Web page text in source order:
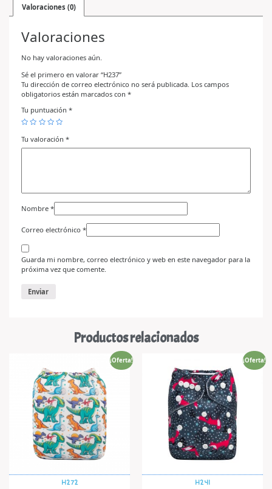
Valoraciones (0)
Valoraciones
No hay valoraciones aún.
Sé el primero en valorar “H237”
Tu dirección de correo electrónico no será publicada. Los campos
obligatorios están marcados con *
Tu puntuación *
Tu valoración *
Nombre *
Correo electrónico *
Guarda mi nombre, correo electrónico y web en este navegador para la
próxima vez que comente.
Productos relacionados
¡Oferta!
H272
¡Oferta!
H241